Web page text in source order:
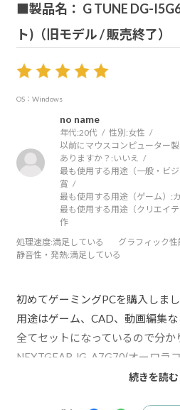
■製品名： G TUNE DG-
ト)（旧モデル / 販売終了）
OS：Windows
no name
年代:20代 性別:女性
以前にマウスコンピューター
ありますか？: いいえ
最も使用する用途（一般・ビ
賞
最も使用する用途（ゲーム）:
最も使用する用途（クリエイ
作
処理速度:満足している グラフィック性
静音性・発熱:満足している
初めてゲーミングPCを購入しまし
用途はゲーム、CAD、動画編集な
全てセットになっているので分か
NEXTGEAR JG-A7G70(オーロラ
ましたが、メモリとSSDを増やし
続きを読む